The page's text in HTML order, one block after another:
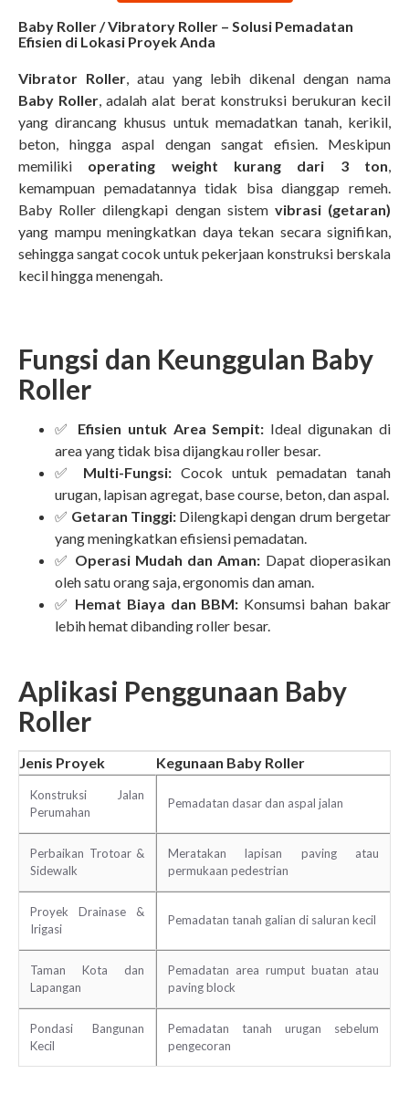
Baby Roller / Vibratory Roller – Solusi Pemadatan
Efisien di Lokasi Proyek Anda
Vibrator Roller, atau yang lebih dikenal dengan nama
Baby Roller, adalah alat berat konstruksi berukuran kecil
yang dirancang khusus untuk memadatkan tanah, kerikil,
beton, hingga aspal dengan sangat efisien. Meskipun
memiliki operating weight kurang dari 3 ton,
kemampuan pemadatannya tidak bisa dianggap remeh.
Baby Roller dilengkapi dengan sistem vibrasi (getaran)
yang mampu meningkatkan daya tekan secara signifikan,
sehingga sangat cocok untuk pekerjaan konstruksi berskala
kecil hingga menengah.
Fungsi dan Keunggulan Baby
Roller
✅ Efisien untuk Area Sempit: Ideal digunakan di
area yang tidak bisa dijangkau roller besar.
✅ Multi-Fungsi: Cocok untuk pemadatan tanah
urugan, lapisan agregat, base course, beton, dan aspal.
✅ Getaran Tinggi:Dilengkapi dengan drum bergetar
yang meningkatkan efisiensi pemadatan.
✅ Operasi Mudah dan Aman: Dapat dioperasikan
oleh satu orang saja, ergonomis dan aman.
✅ Hemat Biaya dan BBM: Konsumsi bahan bakar
lebih hemat dibanding roller besar.
Aplikasi Penggunaan Baby
Roller
Jenis Proyek Kegunaan Baby Roller
Konstruksi Jalan
Perumahan
Pemadatan dasar dan aspal jalan
Perbaikan Trotoar &
Sidewalk
Meratakan lapisan paving atau
permukaan pedestrian
Proyek Drainase &
Irigasi
Pemadatan tanah galian di saluran kecil
Taman Kota dan
Lapangan
Pemadatan area rumput buatan atau
paving block
Pondasi Bangunan
Kecil
Pemadatan tanah urugan sebelum
pengecoran